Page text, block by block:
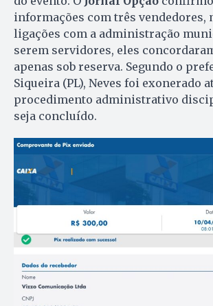
informações com três vendedores,
ligações com a administração
serem servidores, eles
apenas sob reserva. Segundo o
Siqueira (PL), Neves foi exonerado
procedimento administrativo
seja concluído.